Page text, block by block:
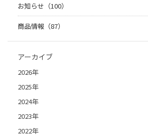
お知らせ（100）
商品情報（87）
アーカイブ
2026年
2025年
2024年
2023年
2022年